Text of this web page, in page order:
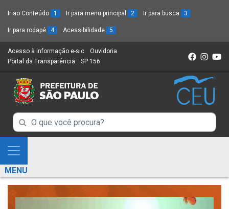
Ir ao Conteúdo 1 Ir para menu principal 2 Ir para busca 3
Ir para rodapé 4 Acessibilidade 5
Acesso à informação e-sic (Link
para
novo
sítio)
Ouvidoria
Portal da Transparência (Link
um
novo
SP 156
Campo
de
Busca
de
informações
Campo
de
de
informações
Mostra
e
Esconde
Menu
MENU